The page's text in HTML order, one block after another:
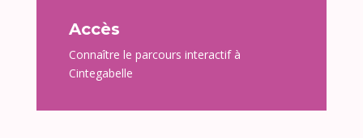
Accès
Connaître le parcours interactif à
Cintegabelle